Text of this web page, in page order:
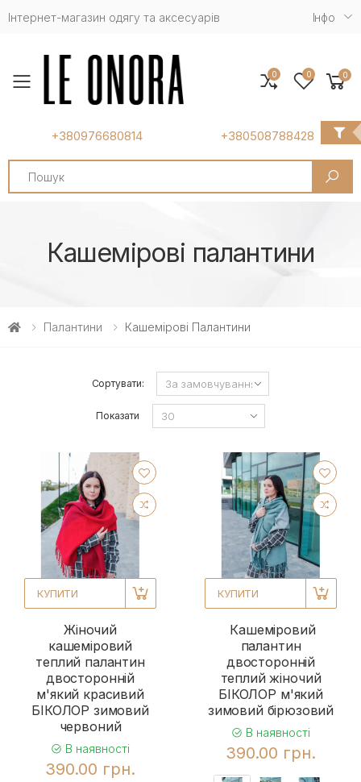
Інтернет-магазин одягу та аксесуарів Iнфо
Toggle mobile menu
+380976680814 +380508788428
Search
0 0 0
Кашемірові палантини
Палантини Кашемірові Палантини
Сортувати:
Показати
КУПИТИ
Жіночий
кашеміровий
теплий палантин
двосторонній
м'який красивий
БІКОЛОР зимовий
червоний
В наявності
390.00 грн.
КУПИТИ
Кашеміровий
палантин
двосторонній
теплий жіночий
БІКОЛОР м'який
зимовий бірюзовий
В наявності
390.00 грн.